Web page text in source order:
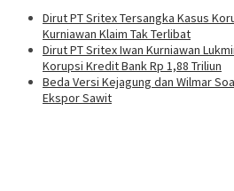
Dirut PT Sritex Tersangka Kasus
Kurniawan Klaim Tak Terlibat
Dirut PT Sritex Iwan Kurniawan
Korupsi Kredit Bank Rp 1,88 Triliun
Beda Versi Kejagung dan Wilmar
Ekspor Sawit